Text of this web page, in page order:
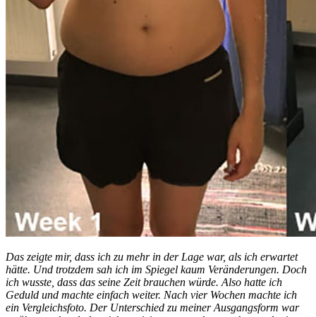
Das zeigte mir, dass ich zu mehr in der Lage war, als ich erwartet
hätte. Und trotzdem sah ich im Spiegel kaum Veränderungen. Doch
ich wusste, dass das seine Zeit brauchen würde. Also hatte ich
Geduld und machte einfach weiter. Nach vier Wochen machte ich
ein Vergleichsfoto. Der Unterschied zu meiner Ausgangsform war